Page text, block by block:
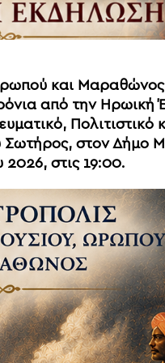
και
από την Ηρωική
Πολιτιστικό
Σωτήρος, στον Δήμο
στις 19:00.